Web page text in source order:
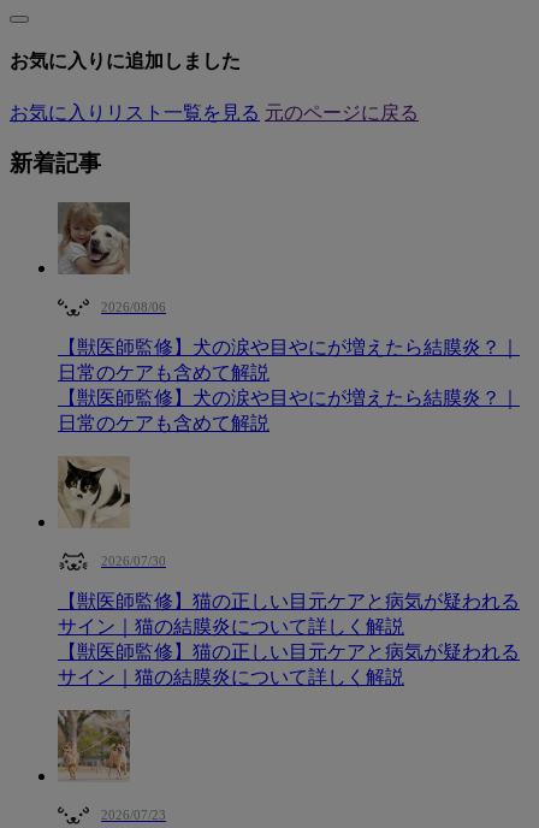
お気に入りに追加しました
お気に入りリスト一覧を見る 元のページに戻る
新着記事
2026/08/06
【獣医師監修】犬の涙や目やにが増えたら結膜炎？｜
日常のケアも含めて解説
【獣医師監修】犬の涙や目やにが増えたら結膜炎？｜
日常のケアも含めて解説
2026/07/30
【獣医師監修】猫の正しい目元ケアと病気が疑われる
サイン｜猫の結膜炎について詳しく解説
【獣医師監修】猫の正しい目元ケアと病気が疑われる
サイン｜猫の結膜炎について詳しく解説
2026/07/23